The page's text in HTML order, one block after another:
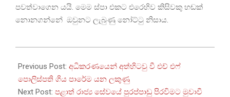
පවත්වාගෙන යයි. මෙම ස්පා එකට එරෙහිව කිසිවකු හඬක්
නොනගන්නේ ඔවුනට ලැබුණු නෝට්ටු නිසාය.
08-
06
Previous Post: අධිකරණයෙන් අත්හිටවු වී එච් එෆ්
පොලිස්පති ගිය පාරේම යන ලකුණු
Next Post: පළාත් රාජ්‍ය සේවයේ පුරප්පාඩු පිරවිමට මුවාවී